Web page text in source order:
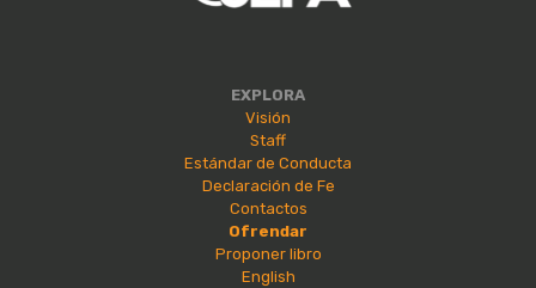
EXPLORA
Visión
Staff
Estándar de Conducta
Declaración de Fe
Contactos
Ofrendar
Proponer libro
English